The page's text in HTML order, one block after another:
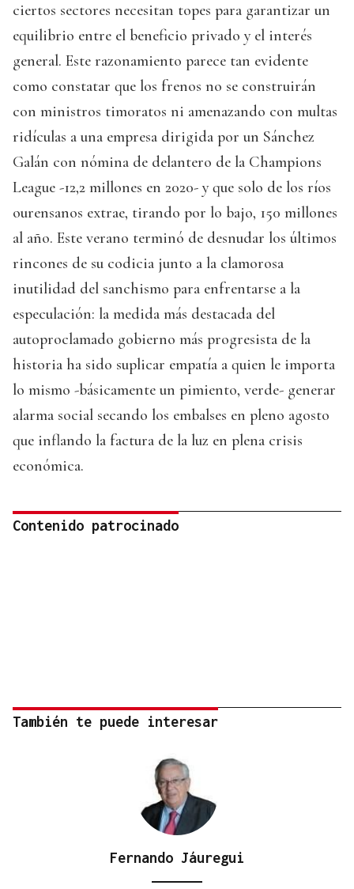
ciertos sectores necesitan topes para garantizar un
equilibrio entre el beneficio privado y el interés
general. Este razonamiento parece tan evidente
como constatar que los frenos no se construirán
con ministros timoratos ni amenazando con multas
ridículas a una empresa dirigida por un Sánchez
Galán con nómina de delantero de la Champions
League -12,2 millones en 2020- y que solo de los ríos
ourensanos extrae, tirando por lo bajo, 150 millones
al año. Este verano terminó de desnudar los últimos
rincones de su codicia junto a la clamorosa
inutilidad del sanchismo para enfrentarse a la
especulación: la medida más destacada del
autoproclamado gobierno más progresista de la
historia ha sido suplicar empatía a quien le importa
lo mismo -básicamente un pimiento, verde- generar
alarma social secando los embalses en pleno agosto
que inflando la factura de la luz en plena crisis
económica.
Contenido patrocinado
También te puede interesar
Fernando Jáuregui